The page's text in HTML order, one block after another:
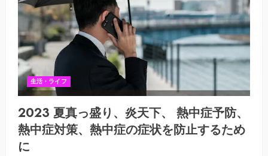
生活・ライフ
2023 夏真っ盛り、炎天下、 熱中症予防、
熱中症対策、熱中症の症状を防止するため
に